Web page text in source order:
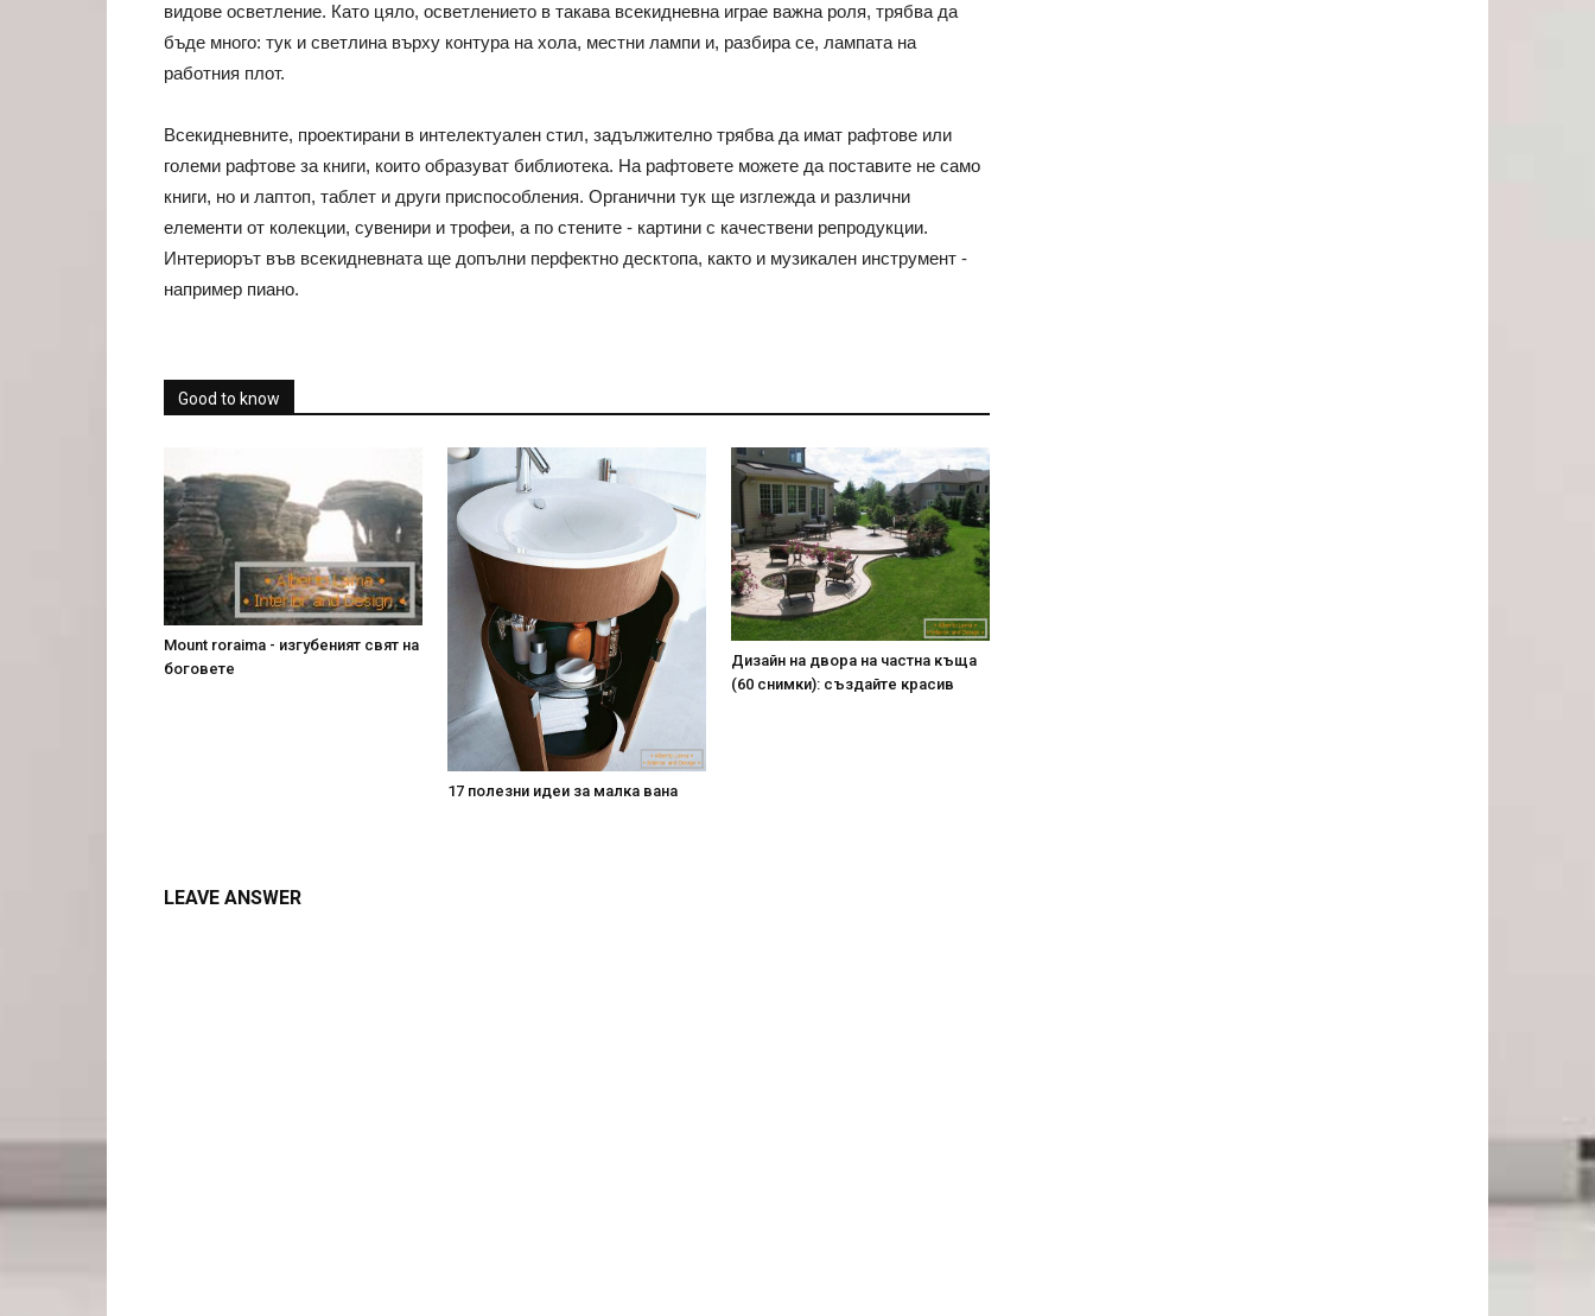
видове осветление. Като цяло, осветлението в такава всекидневна играе важна роля, трябва да
бъде много: тук и светлина върху контура на хола, местни лампи и, разбира се, лампата на
работния плот.
Всекидневните, проектирани в интелектуален стил, задължително трябва да имат рафтове или
големи рафтове за книги, които образуват библиотека. На рафтовете можете да поставите не само
книги, но и лаптоп, таблет и други приспособления. Органични тук ще изглежда и различни
елементи от колекции, сувенири и трофеи, а по стените - картини с качествени репродукции.
Интериорът във всекидневната ще допълни перфектно десктопа, както и музикален инструмент -
например пиано.
Good to know
Mount roraima - изгубеният свят на
боговете
17 полезни идеи за малка вана
Дизайн на двора на частна къща
(60 снимки): създайте красив
LEAVE ANSWER